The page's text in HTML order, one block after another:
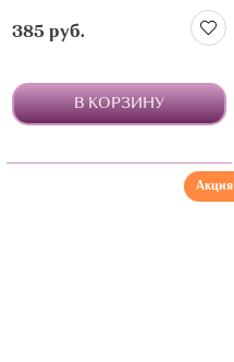
385 руб.
В КОРЗИНУ
Акция